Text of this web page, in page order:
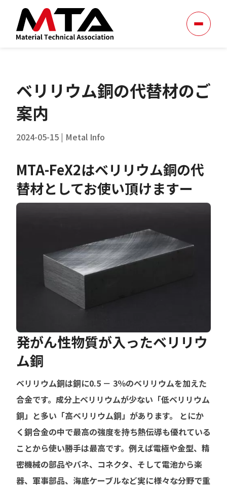
ベリリウム銅の代替材のご
案内
2024-05-15 | Metal Info
MTA-FeX2はベリリウム銅の代
替材としてお使い頂けますー
発がん性物質が入ったベリリウ
ム銅
ベリリウム銅は銅に0.5 － 3％のベリリウムを加えた
合金です。成分上ベリリウムが少ない「低ベリリウム
銅」と多い「高ベリリウム銅」があります。
とにか
く銅合金の中で最高の強度を持ち熱伝導も優れている
ことから使い勝手は最高です。例えば電極や金型、精
密機械の部品やバネ、コネクタ、そして電池から楽
器、軍事部品、海底ケーブルなど実に様々な分野で重